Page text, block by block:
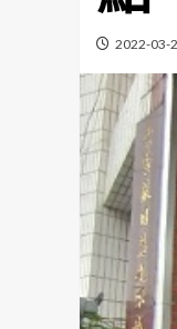
2022-03-